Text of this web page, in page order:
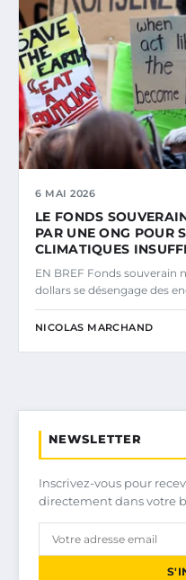
6 MAI 2026
LE FONDS
PAR UNE ONG POUR
CLIMATIQUES
EN BREF Fonds souverain
dollars se désengage des
NICOLAS MARCHAND
NEWSLETTER
Inscrivez-vous pour
directement dans votre